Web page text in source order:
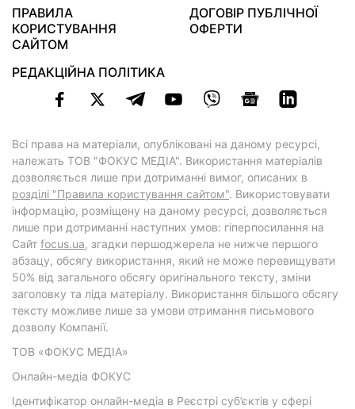
ПРАВИЛА
КОРИСТУВАННЯ
САЙТОМ
ДОГОВІР ПУБЛІЧНОЇ
ОФЕРТИ
РЕДАКЦІЙНА ПОЛІТИКА
Всі права на матеріали, опубліковані на даному ресурсі,
належать ТОВ "ФОКУС МЕДІА". Використання матеріалів
дозволяється лише при дотриманні вимог, описаних в
розділі "Правила користування сайтом". Використовувати
інформацію, розміщену на даному ресурсі, дозволяється
лише при дотриманні наступних умов: гіперпосилання на
Cайт focus.ua, згадки першоджерела не нижче першого
абзацу, обсягу використання, який не може перевищувати
50% від загального обсягу оригінального тексту, зміни
заголовку та ліда матеріалу. Використання більшого обсягу
тексту можливе лише за умови отримання письмового
дозволу Компанії.
ТОВ «ФОКУС МЕДІА»
Онлайн-медіа ФОКУС
Ідентифікатор онлайн-медіа в Реєстрі суб’єктів у сфері